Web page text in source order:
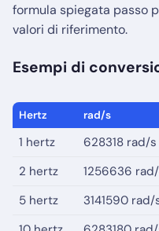
formula spiegata passo
valori di riferimento.
Esempi di
Hertz rad/s
1 hertz
628318 rad/s
2 hertz
1256636
5 hertz
3141590 rad/